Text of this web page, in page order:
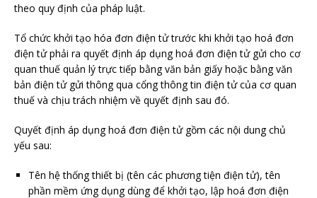
theo quy định của pháp luật.
Tổ chức khởi tạo hóa đơn điện tử trước khi khởi tạo hoá đơn
điện tử phải ra quyết định áp dụng hoá đơn điện tử gửi cho cơ
quan thuế quản lý trực tiếp bằng văn bản giấy hoặc bằng văn
bản điện tử gửi thông qua cổng thông tin điện tử của cơ quan
thuế và chịu trách nhiệm về quyết định sau đó.
Quyết định áp dụng hoá đơn điện tử gồm các nội dung chủ
yếu sau:
Tên hệ thống thiết bị (tên các phương tiện điện tử), tên
phần mềm ứng dụng dùng để khởi tạo, lập hoá đơn điện